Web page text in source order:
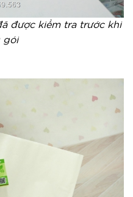
được kiểm tra trước khi
gói